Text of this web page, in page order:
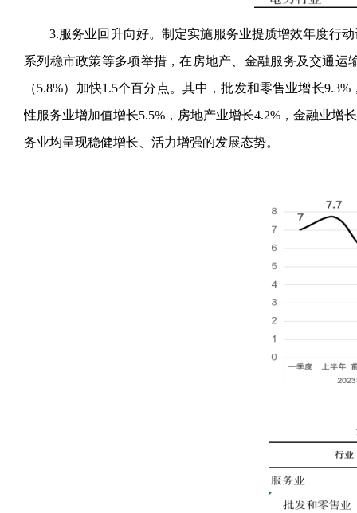
3.服务业回升向好。制定实施服务业提质增效年度行
系列稳市政策等多项举措，在房地产、金融服务及交通
（5.8%）加快1.5个百分点。其中，批发和零售业增长
性服务业增加值增长5.5%，房地产业增长4.2%，金融业
务业均呈现稳健增长、活力增强的发展态势。